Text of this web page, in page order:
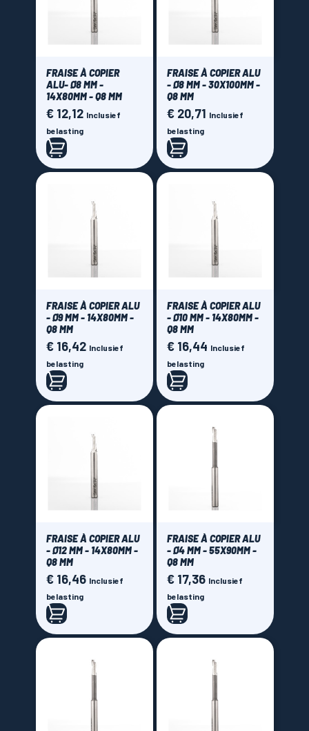
FRAISE À COPIER
ALU- Ø8 MM -
14X80MM - Q8 MM
Prijs
€ 12,12 Inclusief
belasting
FRAISE À COPIER ALU
- Ø8 MM - 30X100MM -
Q8 MM
Prijs
€ 20,71 Inclusief
belasting
FRAISE À COPIER ALU
- Ø9 MM - 14X80MM -
Q8 MM
Prijs
€ 16,42 Inclusief
belasting
FRAISE À COPIER ALU
- Ø10 MM - 14X80MM -
Q8 MM
Prijs
€ 16,44 Inclusief
belasting
FRAISE À COPIER ALU
- Ø12 MM - 14X80MM -
Q8 MM
Prijs
€ 16,46 Inclusief
belasting
FRAISE À COPIER ALU
- Ø4 MM - 55X90MM -
Q8 MM
Prijs
€ 17,36 Inclusief
belasting